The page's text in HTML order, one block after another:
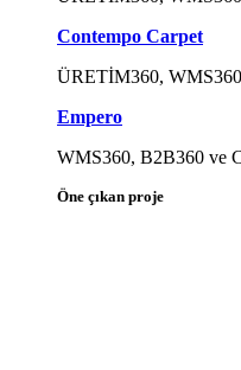
Contempo Carpet
ÜRETİM360,
Empero
WMS360, B2B360 ve
Öne çıkan proje